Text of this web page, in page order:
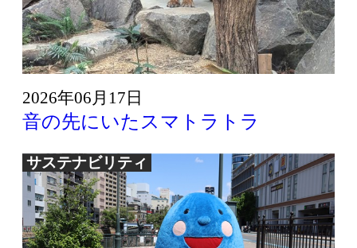
2026年06月17日
音の先にいたスマトラトラ
サステナビリティ